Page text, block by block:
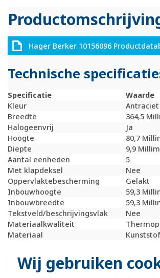
Wij gebruiken
Hager Berker 10156096
Technische
Specificatie
Waarde
Kleur
Antraciet
Breedte
364,5
Halogeenvrij
Ja
Hoogte
80,7
Diepte
9,9
Aantal eenheden
5
Met klapdeksel
Nee
Oppervlaktebescherming
Gelakt
Inbouwhoogte
59,3
Inbouwbreedte
59,3
Tekstveld/beschrijvingsvlak
Nee
Materiaalkwaliteit
Materiaal
Kunststof
Montagerichting
verticaal